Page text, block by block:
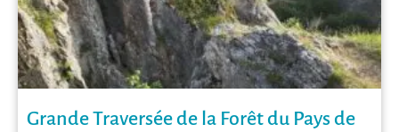
Grande Traversée de la Forêt du Pays de